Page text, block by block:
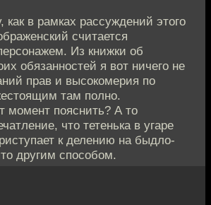
как в рамках рассуждений этого
считается
Из книжки об
обязанностей я вот ничего не
прав и высокомерия по
там полно.
момент пояснить? А то
что тетенька в угаре
к делению на быдло-
другим способом.